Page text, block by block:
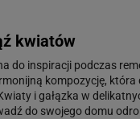
kwiatów
do inspiracji podczas
kompozycję,
i gałązka w
do swojego domu